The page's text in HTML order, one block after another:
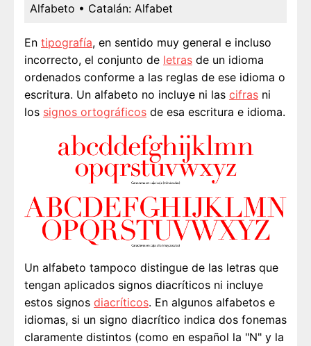
Alfabeto • Catalán: Alfabet
En tipografía, en sentido muy general e incluso
incorrecto, el conjunto de letras de un idioma
ordenados conforme a las reglas de ese idioma o
escritura. Un alfabeto no incluye ni las cifras ni
los signos ortográficos de esa escritura e idioma.
Un alfabeto tampoco distingue de las letras que
tengan aplicados signos diacríticos ni incluye
estos signos diacríticos. En algunos alfabetos e
idiomas, si un signo diacrítico indica dos fonemas
claramente distintos (como en español la "N" y la